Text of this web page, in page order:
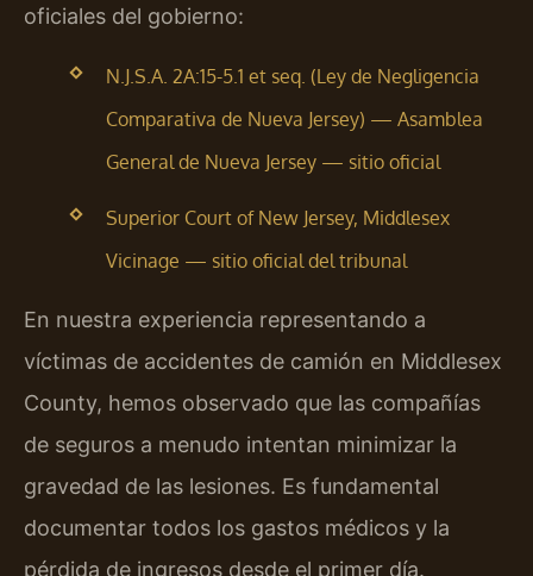
oficiales del gobierno:
N.J.S.A. 2A:15-5.1 et seq. (Ley de Negligencia
Comparativa de Nueva Jersey) — Asamblea
General de Nueva Jersey — sitio oficial
Superior Court of New Jersey, Middlesex
Vicinage — sitio oficial del tribunal
En nuestra experiencia representando a
víctimas de accidentes de camión en Middlesex
County, hemos observado que las compañías
de seguros a menudo intentan minimizar la
gravedad de las lesiones. Es fundamental
documentar todos los gastos médicos y la
pérdida de ingresos desde el primer día.